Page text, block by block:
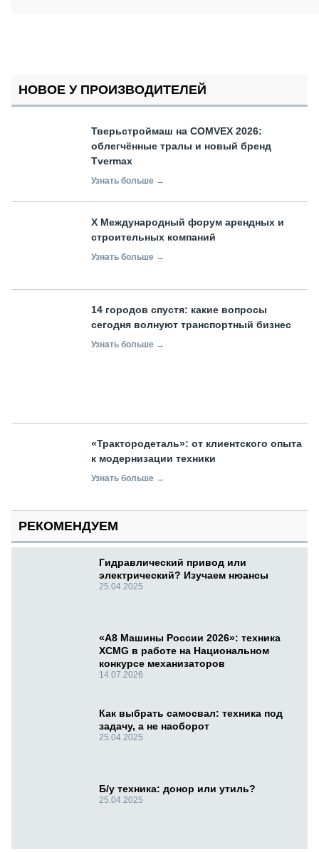
НОВОЕ У ПРОИЗВОДИТЕЛЕЙ
Тверьстроймаш на COMVEX 2026:
облегчённые тралы и новый бренд
Tvermax
Узнать больше →
X Международный форум арендных и
строительных компаний
Узнать больше →
14 городов спустя: какие вопросы
сегодня волнуют транспортный бизнес
Узнать больше →
«Трактородеталь»: от клиентского опыта
к модернизации техники
Узнать больше →
РЕКОМЕНДУЕМ
Гидравлический привод или
электрический? Изучаем нюансы
25.04.2025
«А8 Машины России 2026»: техника
XCMG в работе на Национальном
конкурсе механизаторов
14.07.2026
Как выбрать самосвал: техника под
задачу, а не наоборот
25.04.2025
Б/у техника: донор или утиль?
25.04.2025